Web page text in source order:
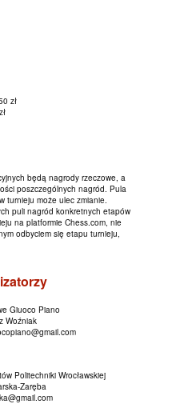
zł
będą nagrody rzeczowe, a
poszczególnych nagród. Pula
turnieju może ulec zmianie.
puli nagród konkretnych etapów
na platformie Chess.com, nie
odbyciem się etapu turnieju,
Giuoco Piano
Woźniak
Politechniki Wrocławskiej
Zaręba